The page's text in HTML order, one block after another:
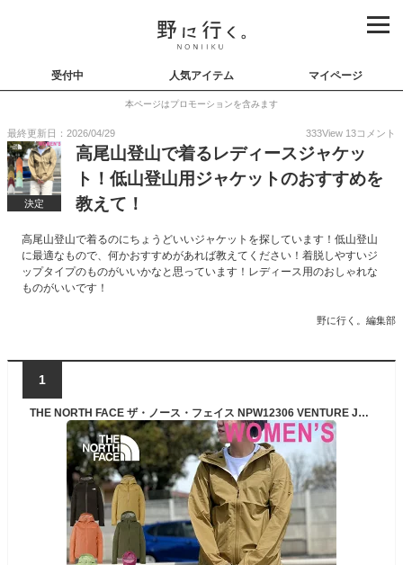
受付中 人気アイテム マイページ
本ページはプロモーションを含みます
最終更新日：2026/04/29 333View 13コメント
決定
高尾山登山で着るレディースジャケッ
ト！低山登山用ジャケットのおすすめを
教えて！
高尾山登山で着るのにちょうどいいジャケットを探しています！低山登山
に最適なもので、何かおすすめがあれば教えてください！着脱しやすいジ
ップタイプのものがいいかなと思っています！レディース用のおしゃれな
ものがいいです！
野に行く。編集部
1
THE NORTH FACE ザ・ノース・フェイス NPW12306 VENTURE JACKET (レディース) ベンチャー ジャケット ナイロン マウンテンパーカー 登山 撥水 防風 携帯 パッカブル ジャケット アウター スポーツ アウトドア レディース 10カラー 国内正規 2025SS